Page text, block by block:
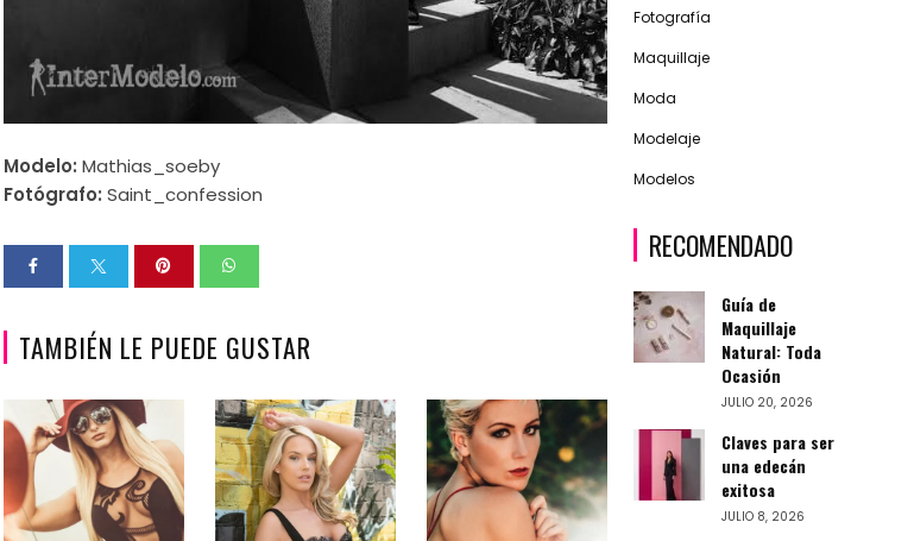
Modelo: Mathias_soeby
Fotógrafo: Saint_confession
TAMBIÉN LE PUEDE GUSTAR
Fotografía
Maquillaje
Moda
Modelaje
Modelos
RECOMENDADO
Guía de
Maquillaje
Natural: Toda
Ocasión
JULIO 20, 2026
Claves para ser
una edecán
exitosa
JULIO 8, 2026